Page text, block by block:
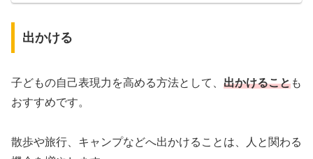
出かける
子どもの自己表現力を高める方法として、 出かけることも
おすすめです。
散歩や旅行、キャンプなどへ出かけることは、人と関わる